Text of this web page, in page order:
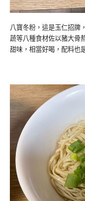
八寶冬粉，這是玉仁招牌
蔬等八種食材佐以豬大骨
甜味，相當好喝，配料也